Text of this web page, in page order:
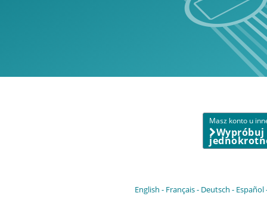
Masz konto u
English Français Deutsch Español